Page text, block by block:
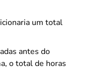
um total
antes do
o total de horas